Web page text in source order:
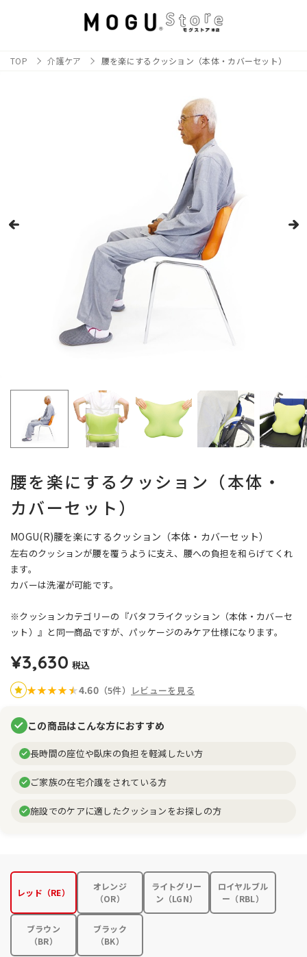
TOP 介護ケア 腰を楽にするクッション（本体・カバーセット）
腰を楽にするクッション（本体・
カバーセット）
MOGU(R)腰を楽にするクッション（本体・カバーセット）
左右のクッションが腰を覆うように支え、腰への負担を和らげてくれ
ます。
カバーは洗濯が可能です。
※クッションカテゴリーの『バタフライクッション（本体・カバーセ
ット）』と同一商品ですが、パッケージのみケア仕様になります。
¥3,630 税込
★★★★★
★4.60（5件） レビューを見る
この商品はこんな方におすすめ
長時間の座位や臥床の負担を軽減したい方
ご家族の在宅介護をされている方
施設でのケアに適したクッションをお探しの方
レッド（RE）
オレンジ
（OR）
ライトグリー
ン（LGN）
ロイヤルブル
ー（RBL）
ブラウン
（BR）
ブラック
（BK）